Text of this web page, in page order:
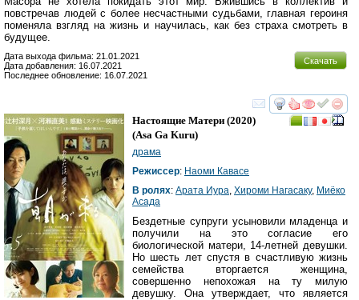
повстречав людей с более несчастными судьбами, главная героиня
поменяла взгляд на жизнь и научилась, как без страха смотреть в
будущее.
Скачать
Дата выхода фильма: 21.01.2021
Дата добавления: 16.07.2021
Последнее обновление: 16.07.2021
смотреть
Настоящие Матери (2020)
(Asa Ga Kuru)
драма
Режиссер: Наоми Кавасе
В ролях: Арата Иура, Хироми Нагасаку, Миёко
Асада
Бездетные супруги усыновили младенца и
получили на это согласие его
биологической матери, 14-летней девушки.
Но шесть лет спустя в счастливую жизнь
семейства вторгается женщина,
совершенно непохожая на ту милую
девушку. Она утверждает, что является